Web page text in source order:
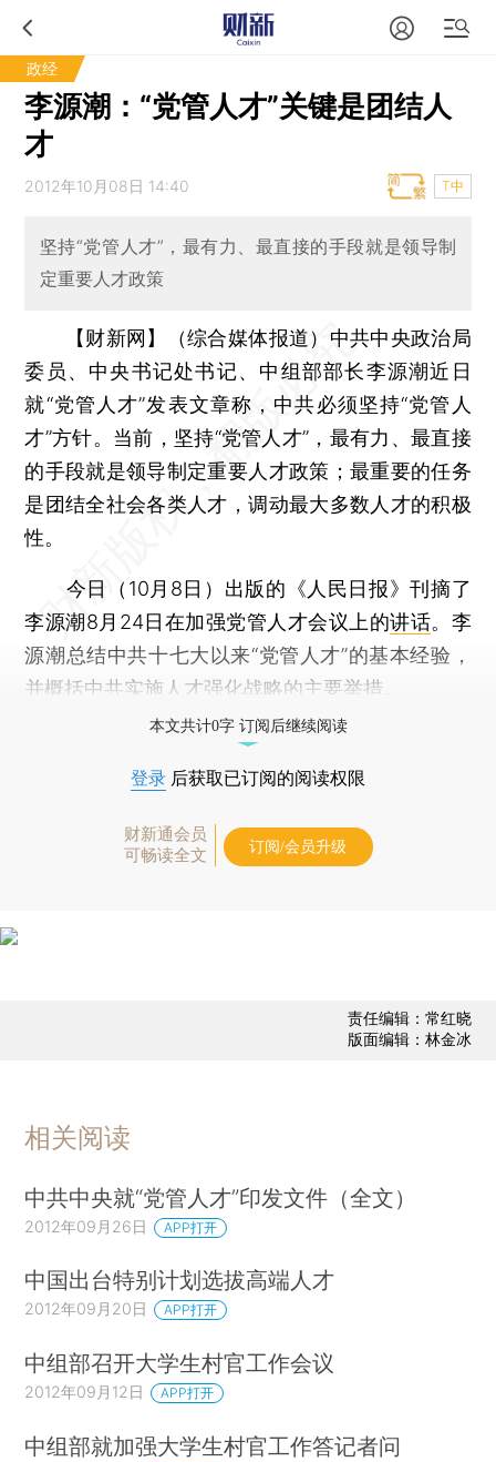
政经
李源潮：“党管人才”关键是团结人
才
2012年10月08日 14:40 T中
坚持“党管人才”，最有力、最直接的手段就是领导制
定重要人才政策
【财新网】（综合媒体报道） 中共中央政治局
委员、中央书记处书记、中组部部长李源潮近日
就“党管人才”发表文章称，中共必须坚持“党管人
才”方针。当前，坚持“党管人才”，最有力、最直接
的手段就是领导制定重要人才政策；最重要的任务
是团结全社会各类人才，调动最大多数人才的积极
性。
今日（10月8日）出版的《人民日报》刊摘了
李源潮8月24日在加强党管人才会议上的讲话。李
源潮总结中共十七大以来“党管人才”的基本经验，
并概括中共实施人才强化战略的主要举措。
本文共计0字 订阅后继续阅读
登录 后获取已订阅的阅读权限
财新通会员
可畅读全文
订阅/会员升级
责任编辑：常红晓
版面编辑：林金冰
相关阅读
中共中央就“党管人才”印发文件（全文）
2012年09月26日 APP打开
中国出台特别计划选拔高端人才
2012年09月20日 APP打开
中组部召开大学生村官工作会议
2012年09月12日 APP打开
中组部就加强大学生村官工作答记者问